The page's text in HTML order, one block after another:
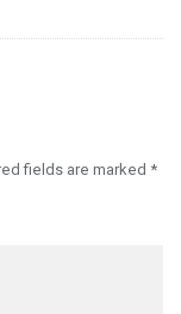
fields are marked *